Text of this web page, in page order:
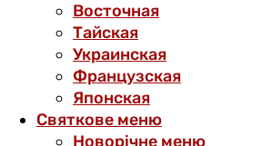
Восточная
Тайская
Украинская
Французская
Японская
Святкове меню
Новорічне меню